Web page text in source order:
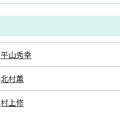
平山秀幸
北村薫
村上修